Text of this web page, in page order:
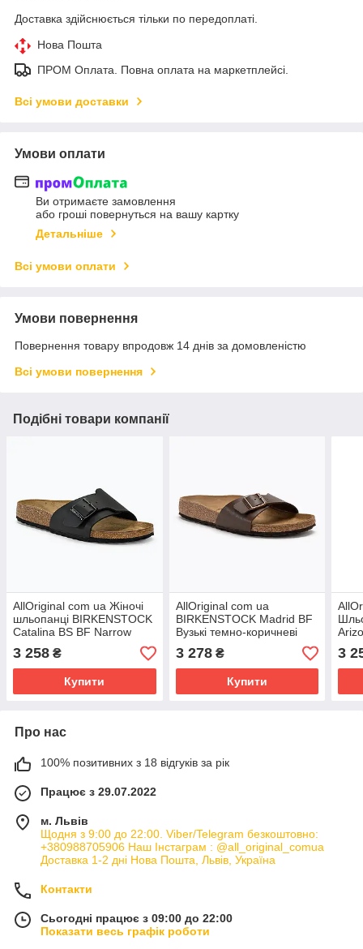
Доставка здійснюється тільки по передоплаті.
Нова Пошта
ПРОМ Оплата. Повна оплата на маркетплейсі.
Всі умови доставки
Умови оплати
Ви отримаєте замовлення
або гроші повернуться на вашу картку
Детальніше
Всі умови оплати
Умови повернення
Повернення товару впродовж 14 днів за домовленістю
Всі умови повернення
Подібні товари компанії
AllOriginal com ua Жіночі
шльопанці BIRKENSTOCK
Catalina BS BF Narrow
чорні РОЗМІРИ
ЗАПИТУЙТЕ
3 258 ₴
Купити
AllOriginal com ua
BIRKENSTOCK Madrid BF
Вузькі темно-коричневі
шльопанці РОЗМІРИ
ЗАПИТУЙТЕ
3 278₴
Купити
3
Про нас
100% позитивних з 18 відгуків за рік
Працює з 29.07.2022
м. Львів
Щодня з 9:00 до 22:00. Viber/Telegram безкоштовно:
+380988705906 Наш Інстаграм : @all_original_comua
Доставка 1-2 дні Нова Пошта, Львів, Україна
Контакти
Сьогодні працює з 09:00 до 22:00
Показати весь графік роботи